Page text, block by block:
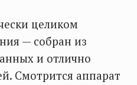
целиком
— собран из
и отлично
Смотрится аппарат